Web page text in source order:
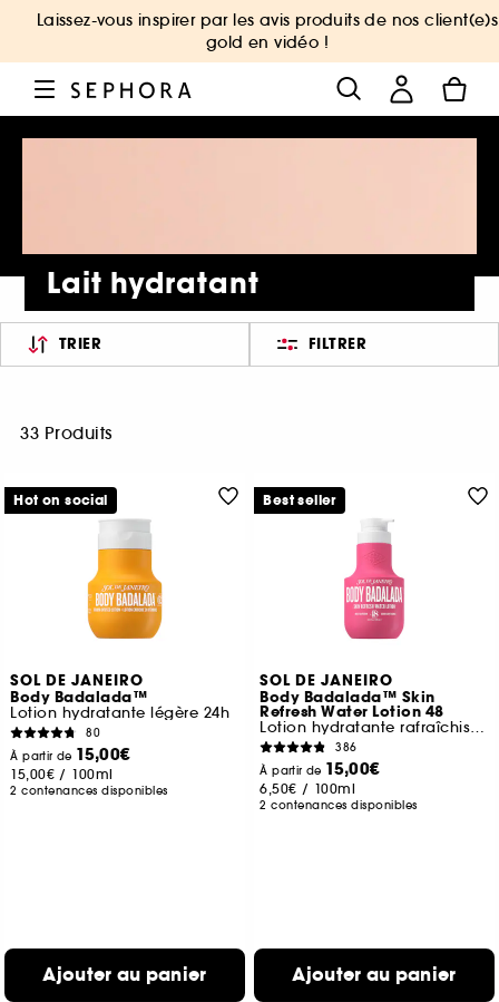
Laissez-vous inspirer par les avis produits de nos client(e)s
gold en vidéo !
Lait hydratant
TRIER FILTRER
33 Produits
SOL DE JANEIRO
Body Badalada™
Lotion hydratante légère 24h
80
À partir de 15,00€
15,00€ / 100ml
2 contenances disponibles
Ajouter au panier
Hot on social
SOL DE JANEIRO
Body Badalada™ Skin
Refresh Water Lotion 48
Lotion hydratante rafraîchissante
386
À partir de 15,00€
6,50€ / 100ml
2 contenances disponibles
Ajouter au panier
Best seller